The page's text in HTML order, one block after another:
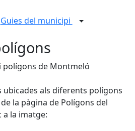
Guies del municipi
polígons de Montmeló
ubicades als diferents polígons
la pàgina de Polígons del
a la imatge: